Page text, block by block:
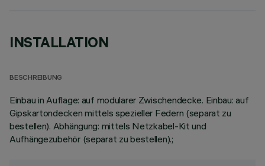
INSTALLATION
BESCHREIBUNG
Einbau in Auflage: auf modularer Zwischendecke. Einbau: auf
Gipskartondecken mittels spezieller Federn (separat zu
bestellen). Abhängung: mittels Netzkabel-Kit und
Aufhängezubehör (separat zu bestellen).;